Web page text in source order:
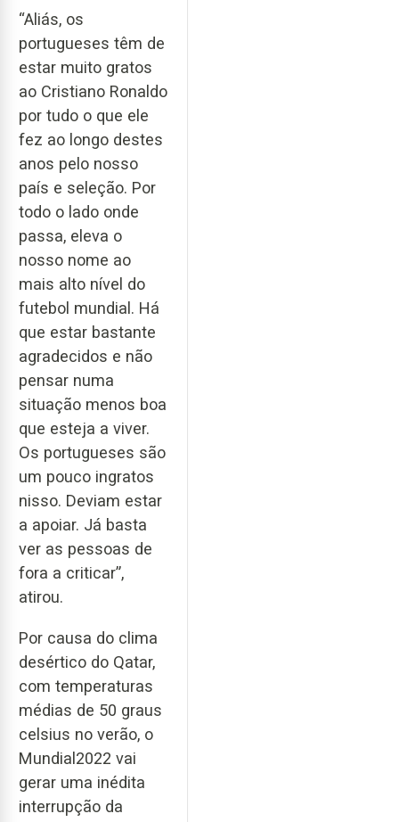
“Aliás, os
portugueses têm de
estar muito gratos
ao Cristiano Ronaldo
por tudo o que ele
fez ao longo destes
anos pelo nosso
país e seleção. Por
todo o lado onde
passa, eleva o
nosso nome ao
mais alto nível do
futebol mundial. Há
que estar bastante
agradecidos e não
pensar numa
situação menos boa
que esteja a viver.
Os portugueses são
um pouco ingratos
nisso. Deviam estar
a apoiar. Já basta
ver as pessoas de
fora a criticar”,
atirou.
Por causa do clima
desértico do Qatar,
com temperaturas
médias de 50 graus
celsius no verão, o
Mundial2022 vai
gerar uma inédita
interrupção da